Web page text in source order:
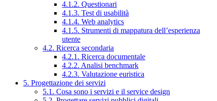
4.1.2. Questionari
4.1.3. Test di usabilità
4.1.4. Web analytics
4.1.5. Strumenti di mappatura dell’esperienza
utente
4.2. Ricerca secondaria
4.2.1. Ricerca documentale
4.2.2. Analisi benchmark
4.2.3. Valutazione euristica
5. Progettazione dei servizi
5.1. Cosa sono i servizi e il service design